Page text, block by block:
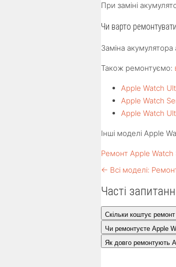
При заміні
Чи варто
Заміна
Також ремонтуємо:
Apple Watch
Apple Watch
Apple Watch
Інші моделі Apple
Ремонт Apple Watch
← Всі моделі:
Часті
Скільки коштує
Чи ремонтуєте Apple
Як довго ремонтують